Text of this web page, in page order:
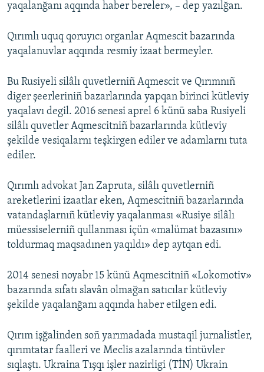
yaqalanğanı aqqında haber bereler», – dep yazılğan.
Qırımlı uquq qoruyıcı organlar Aqmescit bazarında
yaqalanuvlar aqqında resmiy izaat bermeyler.
Bu Rusiyeli silâlı quvetlerniñ Aqmescit ve Qırımnıñ
diger şeerleriniñ bazarlarında yapqan birinci kütleviy
yaqalavı degil. 2016 senesi aprel 6 künü saba Rusiyeli
silâlı quvetler Aqmescitniñ bazarlarında kütleviy
şekilde vesiqalarnı teşkirgen ediler ve adamlarnı tuta
ediler.
Qırımlı advokat Jan Zapruta, silâlı quvetlerniñ
areketlerini izaatlar eken, Aqmescitniñ bazarlarında
vatandaşlarnıñ kütleviy yaqalanması «Rusiye silâlı
müessiselerniñ qullanması içün «malümat bazasını»
toldurmaq maqsadınen yaqıldı» dep aytqan edi.
2014 senesi noyabr 15 künü Aqmescitniñ «Lokomotiv»
bazarında sıfatı slavân olmağan satıcılar kütleviy
şekilde yaqalanğanı aqqında haber etilgen edi.
Qırım işğalinden soñ yarımadada mustaqil jurnalistler,
qırımtatar faalleri ve Meclis azalarında tintüvler
sıqlaştı. Ukraina Tışqı işler nazirligi (TİN) Ukrain